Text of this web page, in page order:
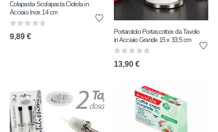
Colapasta Scolapasta Ciotola in
Acciaio Inox 14 cm
9,89 €
Portarotolo Portascottex da Tavolo
in Acciaio Grande 15 x 33,5 cm
13,90 €